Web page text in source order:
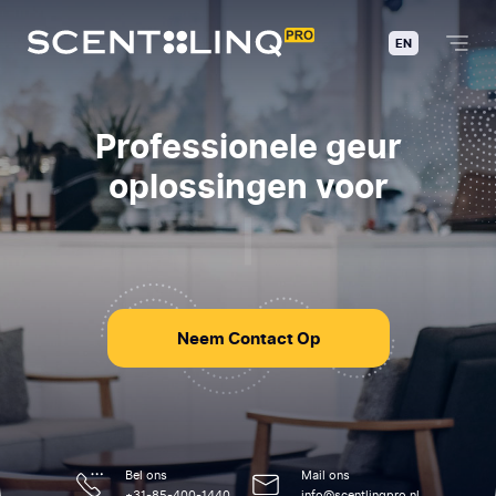
EN
Professionele geur
oplossingen voor
Showr oom s|
Neem Contact Op
Bel ons
Mail ons